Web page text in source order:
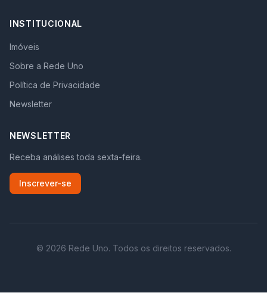
INSTITUCIONAL
Imóveis
Sobre a Rede Uno
Política de Privacidade
Newsletter
NEWSLETTER
Receba análises toda sexta-feira.
Inscrever-se
© 2026 Rede Uno. Todos os direitos reservados.